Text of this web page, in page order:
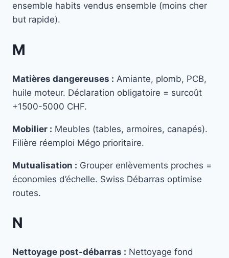
ensemble habits vendus ensemble (moins cher
but rapide).
M
Matières dangereuses : Amiante, plomb, PCB,
huile moteur. Déclaration obligatoire = surcoût
+1500-5000 CHF.
Mobilier : Meubles (tables, armoires, canapés).
Filière réemploi Mégo prioritaire.
Mutualisation : Grouper enlèvements proches =
économies d’échelle. Swiss Débarras optimise
routes.
N
Nettoyage post-débarras : Nettoyage fond